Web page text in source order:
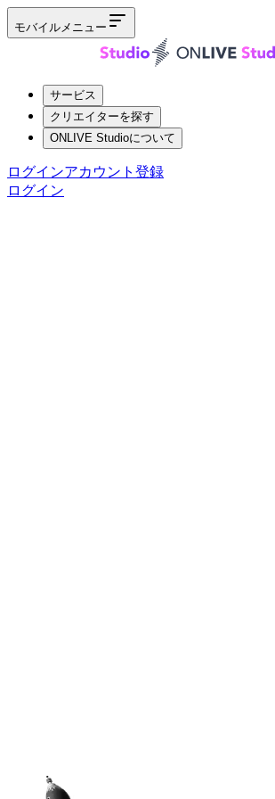
モバイルメニュー
サービス
クリエイターを探す
ONLIVE Studioについて
ログインアカウント登録
ログイン